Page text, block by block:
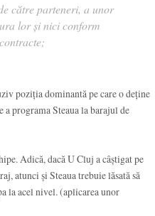
către parteneri, a unor
lor și nici conform
poziția dominantă pe care o deține
programa Steaua la barajul de
Adică, dacă U Cluj a câștigat pe
atunci și Steaua trebuie lăsată să
la acel nivel. (aplicarea unor